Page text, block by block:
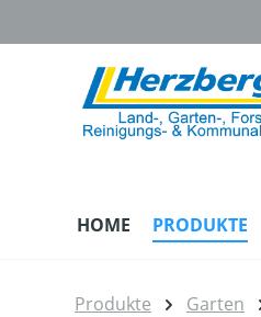
HOME PRODUKTE
Produkte Garten